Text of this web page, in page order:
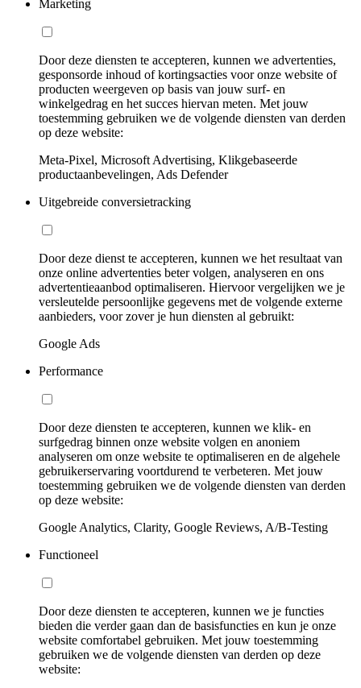
Marketing
Door deze diensten te accepteren, kunnen we advertenties,
gesponsorde inhoud of kortingsacties voor onze website of
producten weergeven op basis van jouw surf- en
winkelgedrag en het succes hiervan meten. Met jouw
toestemming gebruiken we de volgende diensten van derden
op deze website:
Meta-Pixel, Microsoft Advertising, Klikgebaseerde
productaanbevelingen, Ads Defender
Uitgebreide conversietracking
Door deze dienst te accepteren, kunnen we het resultaat van
onze online advertenties beter volgen, analyseren en ons
advertentieaanbod optimaliseren. Hiervoor vergelijken we je
versleutelde persoonlijke gegevens met de volgende externe
aanbieders, voor zover je hun diensten al gebruikt:
Google Ads
Performance
Door deze diensten te accepteren, kunnen we klik- en
surfgedrag binnen onze website volgen en anoniem
analyseren om onze website te optimaliseren en de algehele
gebruikerservaring voortdurend te verbeteren. Met jouw
toestemming gebruiken we de volgende diensten van derden
op deze website:
Google Analytics, Clarity, Google Reviews, A/B-Testing
Functioneel
Door deze diensten te accepteren, kunnen we je functies
bieden die verder gaan dan de basisfuncties en kun je onze
website comfortabel gebruiken. Met jouw toestemming
gebruiken we de volgende diensten van derden op deze
website: